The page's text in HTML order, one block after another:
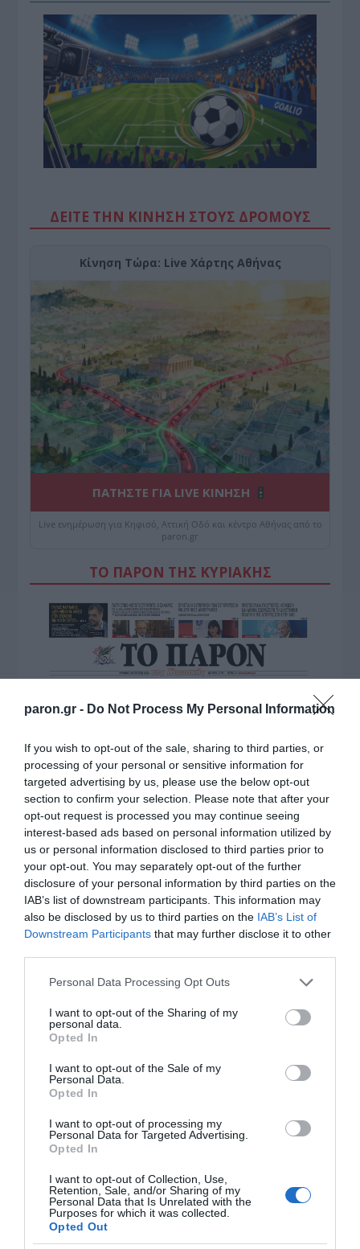
paron.gr - Do Not Process My Personal Information
If you wish to opt-out of the sale, sharing to third parties, or
processing of your personal or sensitive information for
targeted advertising by us, please use the below opt-out
section to confirm your selection. Please note that after your
opt-out request is processed you may continue seeing
interest-based ads based on personal information utilized by
us or personal information disclosed to third parties prior to
your opt-out. You may separately opt-out of the further
disclosure of your personal information by third parties on the
IAB’s list of downstream participants. This information may
also be disclosed by us to third parties on the IAB’s List of
Downstream Participants that may further disclose it to other
Please note that this website/app uses one or more Google
not limited to your visit or usage behaviour. You may click to
grant or deny consent to Google and its third-party tags to
use your data for below specified purposes in below Google
consent section.
Personal Data Processing Opt Outs
I want to opt-out of the Sharing of my
personal data.
Opted In
I want to opt-out of the Sale of my
Personal Data.
Opted In
I want to opt-out of processing my
Personal Data for Targeted Advertising.
Opted In
I want to opt-out of Collection, Use,
Retention, Sale, and/or Sharing of my
Personal Data that Is Unrelated with the
Purposes for which it was collected.
Opted Out
ΔΕΙΤΕ ΤΗΝ ΚΙΝΗΣΗ ΣΤΟΥΣ ΔΡΌΜΟΥΣ
Κίνηση Τώρα: Live Χάρτης Αθήνας
ΠΑΤΗΣΤΕ ΓΙΑ LIVE ΚΙΝΗΣΗ
Live ενημέρωση για Κηφισό, Αττική Οδό και κέντρο Αθήνας από το
paron.gr
ΤΟ ΠΑΡΟΝ ΤΗΣ ΚΥΡΙΑΚΗΣ
ΔΙΑΒΑΣΤΕ ΚΑΙ ΤΑ ΠΑΡΑΚΑΤΩ
Ο καιρός των επομένων ημερών: Κανονικός
Αύγουστος με δυνατούς βοριάδες και σταδιακή